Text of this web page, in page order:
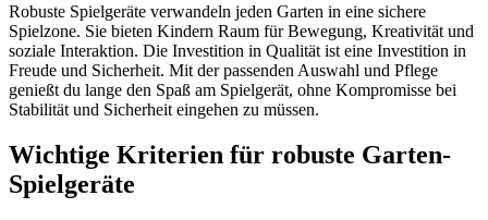
Robuste Spielgeräte verwandeln jeden Garten in eine sichere
Spielzone. Sie bieten Kindern Raum für Bewegung, Kreativität und
soziale Interaktion. Die Investition in Qualität ist eine Investition in
Freude und Sicherheit. Mit der passenden Auswahl und Pflege
genießt du lange den Spaß am Spielgerät, ohne Kompromisse bei
Stabilität und Sicherheit eingehen zu müssen.
Wichtige Kriterien für robuste Garten-
Spielgeräte